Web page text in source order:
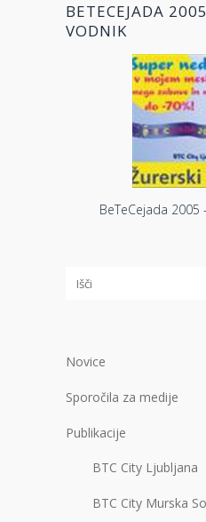
BETECEJADA
VODNIK
BeTeCejada 2005
Novice
Sporočila za medije
Publikacije
BTC City Ljubljana
BTC City Murska